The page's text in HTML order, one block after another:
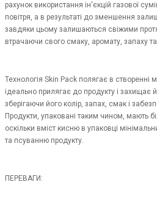
рахунок використання ін'єкцій газової
повітря, а в результаті до зменшення
завдяки цьому залишаються свіжими
втрачаючи свого смаку, аромату, запаху
Технологія Skin Pack полягає в створенні
ідеально прилягає до продукту і захищає
зберігаючи його колір, запах, смак і
Продукти, упаковані таким чином, мають
оскільки вміст кисню в упаковці
та псуванню продукту.
ПЕРЕВАГИ: